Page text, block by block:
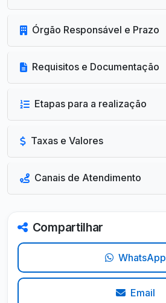
Órgão Responsável e Prazo
Requisitos e Documentação
Etapas para a realização
Taxas e Valores
Canais de Atendimento
Compartilhar
WhatsApp
Email